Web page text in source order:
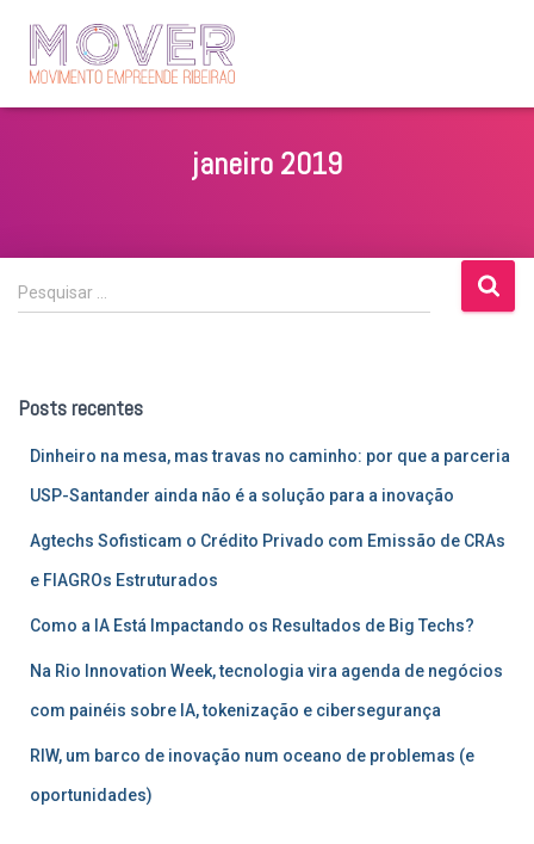
janeiro 2019
P
e
i
Pesquisar …
Posts recentes
Dinheiro na mesa, mas travas no caminho: por que a parceria
USP-Santander ainda não é a solução para a inovação
Agtechs Sofisticam o Crédito Privado com Emissão de CRAs
e FIAGROs Estruturados
Como a IA Está Impactando os Resultados de Big Techs?
Na Rio Innovation Week, tecnologia vira agenda de negócios
com painéis sobre IA, tokenização e cibersegurança
RIW, um barco de inovação num oceano de problemas (e
oportunidades)